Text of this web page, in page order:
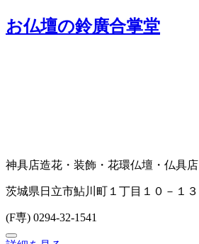
お仏壇の鈴廣合掌堂
神具店造花・装飾・花環仏壇・仏具店
茨城県日立市鮎川町１丁目１０－１３
(F専) 0294-32-1541